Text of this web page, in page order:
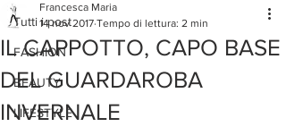
Tutti i post
FASHION
BEAUTY
LIFESTYLE
IL CAPPOTTO, CAPO BASE
DEL GUARDAROBA
INVERNALE
Francesca Maria
14 nov 2017 Tempo di lettura: 2 min